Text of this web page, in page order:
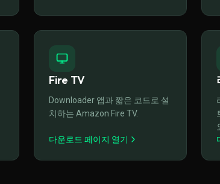
Fire TV
Downloader 앱과 짧은 코드로 설
치하는 Amazon Fire TV.
다운로드 페이지 열기